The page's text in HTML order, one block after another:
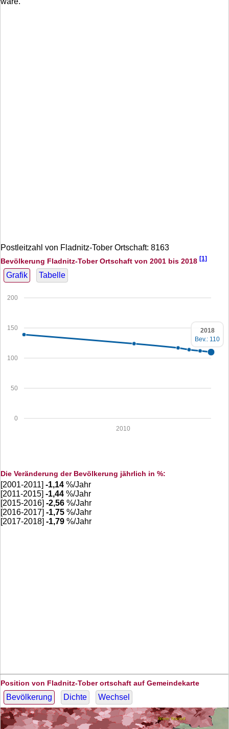
Postleitzahl von Fladnitz-Tober Ortschaft: 8163
Bevölkerung Fladnitz-Tober Ortschaft von 2001 bis 2018 [1]
Grafik Tabelle
0
50
100
150
200
2010
2018
Bev.: 110
Die Veränderung der Bevölkerung jährlich in %:
[2001-2011] -1,14 %/Jahr
[2011-2015] -1,44 %/Jahr
[2015-2016] -2,56 %/Jahr
[2016-2017] -1,75 %/Jahr
[2017-2018] -1,79 %/Jahr
Position von Fladnitz-Tober ortschaft auf Gemeindekarte
Bevölkerung Dichte Wechsel